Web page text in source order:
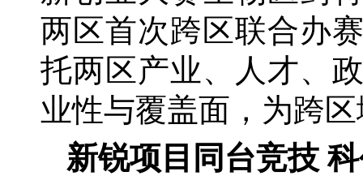
两区首次跨区联合办
托两区产业、人才、
业性与覆盖面，为跨
新锐项目同台竞技